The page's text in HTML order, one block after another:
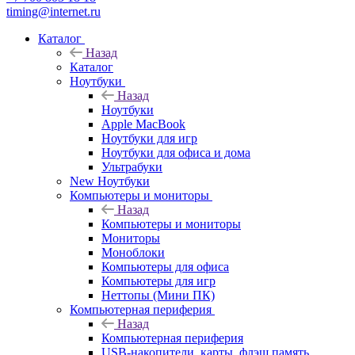
timing@internet.ru
Каталог
Назад
Каталог
Ноутбуки
Назад
Ноутбуки
Apple MacBook
Ноутбуки для игр
Ноутбуки для офиса и дома
Ультрабуки
New Ноутбуки
Компьютеры и мониторы
Назад
Компьютеры и мониторы
Мониторы
Моноблоки
Компьютеры для офиса
Компьютеры для игр
Неттопы (Мини ПК)
Компьютерная периферия
Назад
Компьютерная периферия
USB-накопители, карты, флэш память